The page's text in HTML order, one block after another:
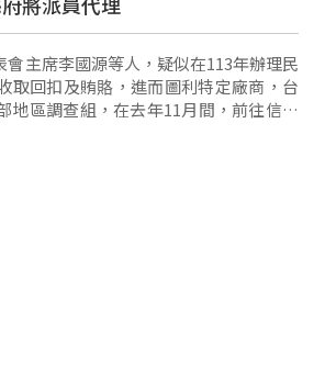
主席李國源等人，疑似在113年辦理民
取回扣及賄賂，進而圖利特定廠商，台
地區調查組，在去年11月間，前往信義
並約談犯罪嫌疑人12名，證人2名到案
以及涉案廠商等3人聲押獲准至今，隨